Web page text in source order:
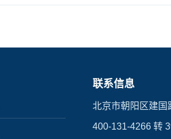
联系信息
北京市朝阳区建国
400-131-4266 转